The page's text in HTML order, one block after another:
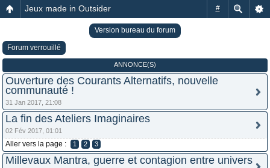
#
Jeux made in Outsider
Version bureau du forum
Forum verrouillé
ANNONCE(S)
Ouverture des Courants Alternatifs, nouvelle
communauté !
31 Jan 2017, 21:08
La fin des Ateliers Imaginaires
02 Fév 2017, 01:01
Aller vers la page : 1 2 3
Millevaux Mantra, guerre et contagion entre univers